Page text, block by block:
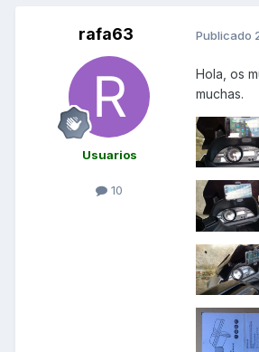
rafa63
Usuarios
10
Publicado
Hola, os
muchas.